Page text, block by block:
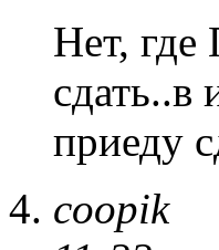
Нет, где
сдать..в
приеду
coopik